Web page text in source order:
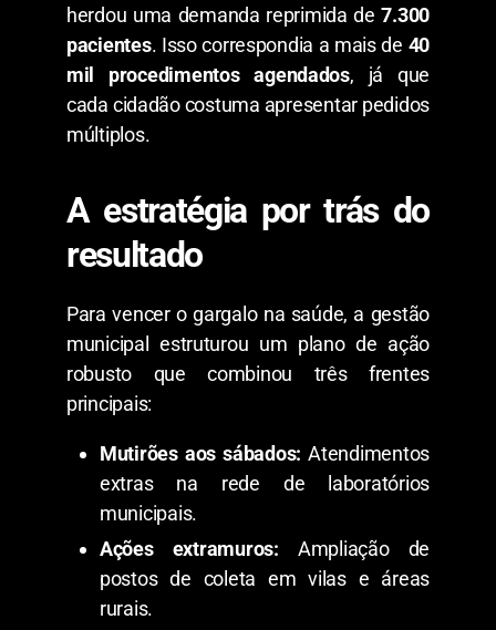
herdou uma demanda reprimida de7.300
pacientes. Isso correspondia a mais de 40
mil procedimentos agendados, já que
cada cidadão costuma apresentar pedidos
múltiplos.
​A estratégia por trás do
resultado
​Para vencer o gargalo na saúde, a gestão
municipal estruturou um plano de ação
robusto que combinou três frentes
principais:
Mutirões aos sábados: Atendimentos
extras na rede de laboratórios
municipais.
Ações extramuros: Ampliação de
postos de coleta em vilas e áreas
rurais.